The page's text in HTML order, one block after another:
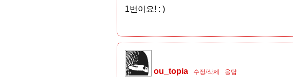
1번이요! : )
ou_topia 수정/삭제 응답